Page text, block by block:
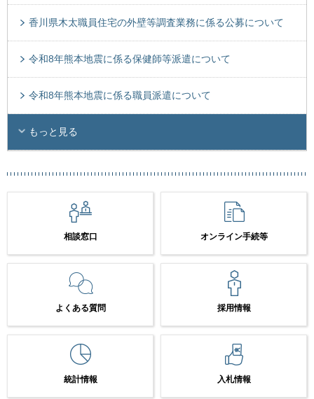
香川県木太職員住宅の外壁等調査業務に係る公募について
令和8年熊本地震に係る保健師等派遣について
令和8年熊本地震に係る職員派遣について
もっと見る
相談窓口 オンライン手続等
よくある質問 採用情報
統計情報 入札情報